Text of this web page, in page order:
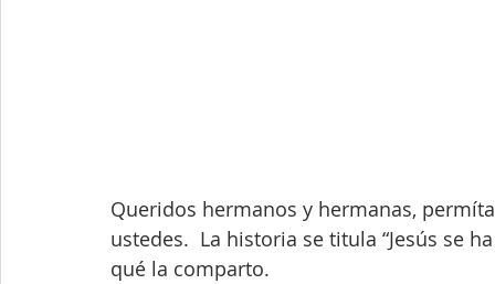
Queridos hermanos y hermanas,
ustedes.  La historia se titula “Jesús se
qué la comparto.